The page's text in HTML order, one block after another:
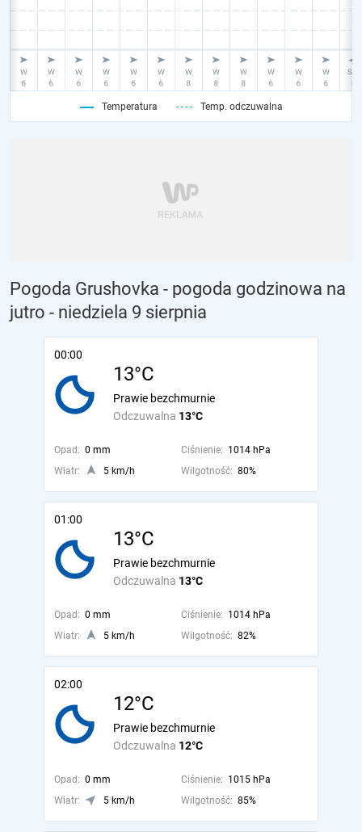
Temperatura Temp. odczuwalna
Pogoda Grushovka - pogoda godzinowa na
jutro - niedziela 9 sierpnia
00:00
13°C
Odczuwalna 13°C
Prawie bezchmurnie
Opad: 0 mm Ciśnienie: 1014 hPa
Wiatr:
5 km/h Wilgotność: 80%
01:00
13°C
Odczuwalna 13°C
Prawie bezchmurnie
Opad: 0 mm Ciśnienie: 1014 hPa
Wiatr:
5 km/h Wilgotność: 82%
02:00
12°C
Odczuwalna 12°C
Prawie bezchmurnie
Opad: 0 mm Ciśnienie: 1015 hPa
Wiatr:
5 km/h Wilgotność: 85%